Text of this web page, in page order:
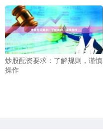
炒股配资要求：了解规则，谨慎
操作